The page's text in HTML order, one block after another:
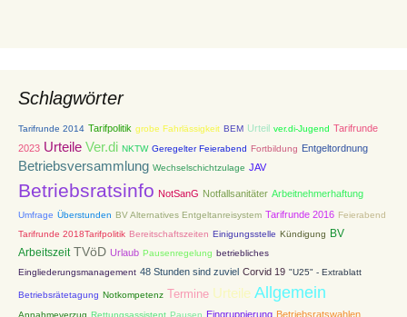
Schlagwörter
Tarifrunde 2014 Tarifpolitik grobe Fahrlässigkeit BEM Urteil ver.di-Jugend Tarifrunde
2023 Urteile Ver.di NKTW Geregelter Feierabend Fortbildung Entgeltordnung
Betriebsversammlung Wechselschichtzulage JAV
Betriebsratsinfo NotSanG Notfallsanitäter Arbeitnehmerhaftung
Umfrage Überstunden BV Alternatives Entgeltanreisystem Tarifrunde 2016 Feierabend
Tarifrunde 2018Tarifpolitik Bereitschaftszeiten Einigungsstelle Kündigung
BV
Arbeitszeit TVöD Urlaub Pausenregelung betriebliches
Eingliederungsmanagement 48 Stunden sind zuviel Corvid 19 "U25" - Extrablatt
Betriebsrätetagung Notkompetenz Termine Urteile Allgemein
Annahmeverzug Rettungsassistent Pausen Eingruppierung Betriebsratswahlen